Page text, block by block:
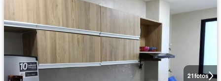
21fotos